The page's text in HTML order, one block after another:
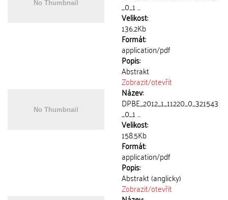
_0_1 ...
Velikost:
136.2Kb
Formát:
application/pdf
Popis:
Abstrakt
Zobrazit/otevřít
Název:
DPBE_2012_1_11220_0_321543
_0_1 ...
Velikost:
158.5Kb
Formát:
application/pdf
Popis:
Abstrakt (anglicky)
Zobrazit/otevřít